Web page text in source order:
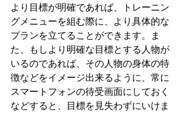
より目標が明確であれば、トレーニン
グメニューを組む際に、より具体的な
プランを立てることができます。ま
た、もしより明確な目標とする人物が
いるのであれば、その人物の身体の特
徴などをイメージ出来るように、常に
スマートフォンの待受画面にしておく
などすると、目標を見失わずにいけま